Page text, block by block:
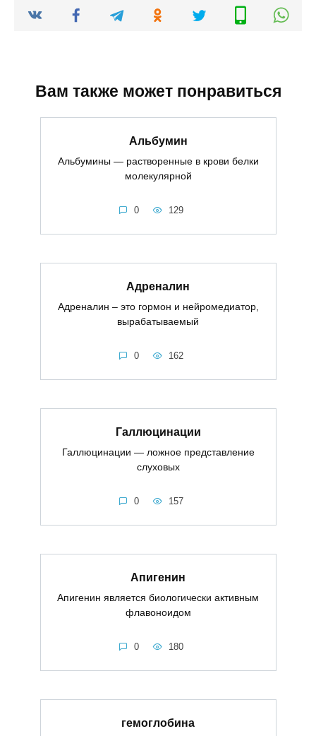
Вам также может понравиться
Альбумин
Альбумины — растворенные в крови белки
молекулярной
0 129
Адреналин
Адреналин – это гормон и нейромедиатор,
вырабатываемый
0 162
Галлюцинации
Галлюцинации — ложное представление
слуховых
0 157
Апигенин
Апигенин является биологически активным
флавоноидом
0 180
гемоглобина